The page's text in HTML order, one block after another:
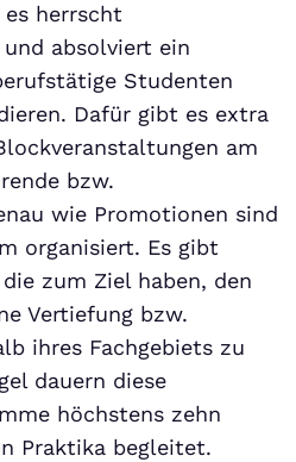
herrscht
absolviert ein
Studenten
Dafür gibt es extra
am
bzw.
wie Promotionen sind
organisiert. Es gibt
zum Ziel haben, den
Vertiefung bzw.
ihres Fachgebiets zu
dauern diese
höchstens zehn
Praktika begleitet.